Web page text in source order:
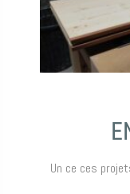
Un ce ces